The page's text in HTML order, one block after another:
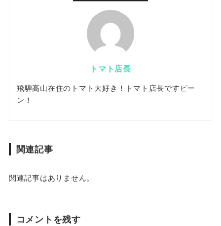
トマト店長
飛騨高山在住のトマト大好き！トマト店長ですピー
ン！
関連記事
関連記事はありません。
コメントを残す